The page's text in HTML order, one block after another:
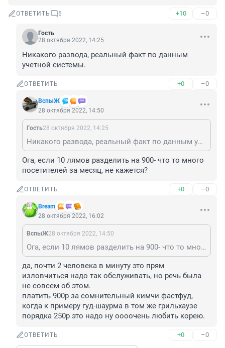
ОТВЕТИТЬ 6 +10 –0
Гость
28 октября 2022, 14:25
Никакого развода, реальный факт по данным
учетной системы.
ОТВЕТИТЬ +0 –0
ВспыЖ
28 октября 2022, 14:50
Гость28 октября 2022, 14:25
Никакого развода, реальный факт по данным учетной системы.
Ога, если 10 лямов разделить на 900- что то много
посетителей за месяц, не кажется?
ОТВЕТИТЬ +0 –0
Bream
28 октября 2022, 16:02
ВспыЖ28 октября 2022, 14:50
Ога, если 10 лямов разделить на 900- что то много посетителей за месяц, не кажется?
да, почти 2 человека в минуту это прям
изловчиться надо так обслуживать, но речь была
не совсем об этом.
платить 900р за сомнительный кимчи фастфуд,
когда к примеру гуд-шаурма в том же грильхаузе
порядка 250р это надо ну оооочень любить корею.
ОТВЕТИТЬ +0 –0